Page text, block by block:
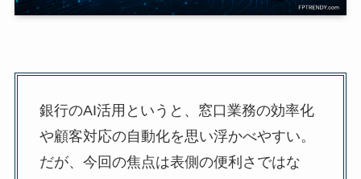
銀行のAI活用というと、窓口業務の効率化
や顧客対応の自動化を思い浮かべやすい。
だが、今回の焦点は表側の便利さではな